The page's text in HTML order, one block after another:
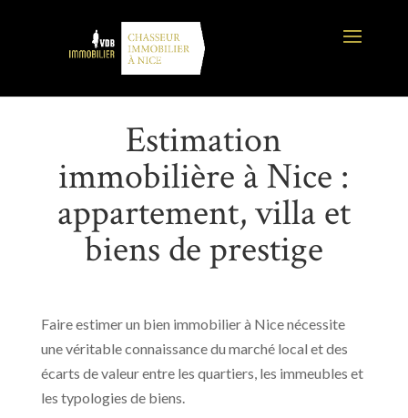
Estimation
immobilière à Nice :
appartement, villa et
biens de prestige
Faire estimer un bien immobilier à Nice nécessite
une véritable connaissance du marché local et des
écarts de valeur entre les quartiers, les immeubles et
les typologies de biens.